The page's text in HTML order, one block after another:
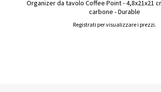
Organizer da tavolo Coffee Point - 4,8x21x21
carbone - Durable
Registrati per visualizzare i prezzi.